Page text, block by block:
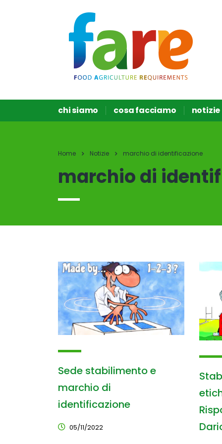
chi siamo cosa facciamo notizie
Home Notizie marchio di identificazione
marchio di
Sede stabilimento e
marchio di
identificazione
05/11/2022